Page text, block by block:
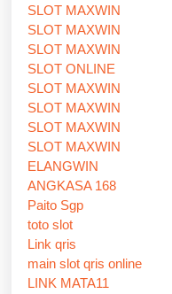
SLOT MAXWIN
SLOT MAXWIN
SLOT MAXWIN
SLOT ONLINE
SLOT MAXWIN
SLOT MAXWIN
SLOT MAXWIN
SLOT MAXWIN
ELANGWIN
ANGKASA 168
Paito Sgp
toto slot
Link qris
main slot qris online
LINK MATA11